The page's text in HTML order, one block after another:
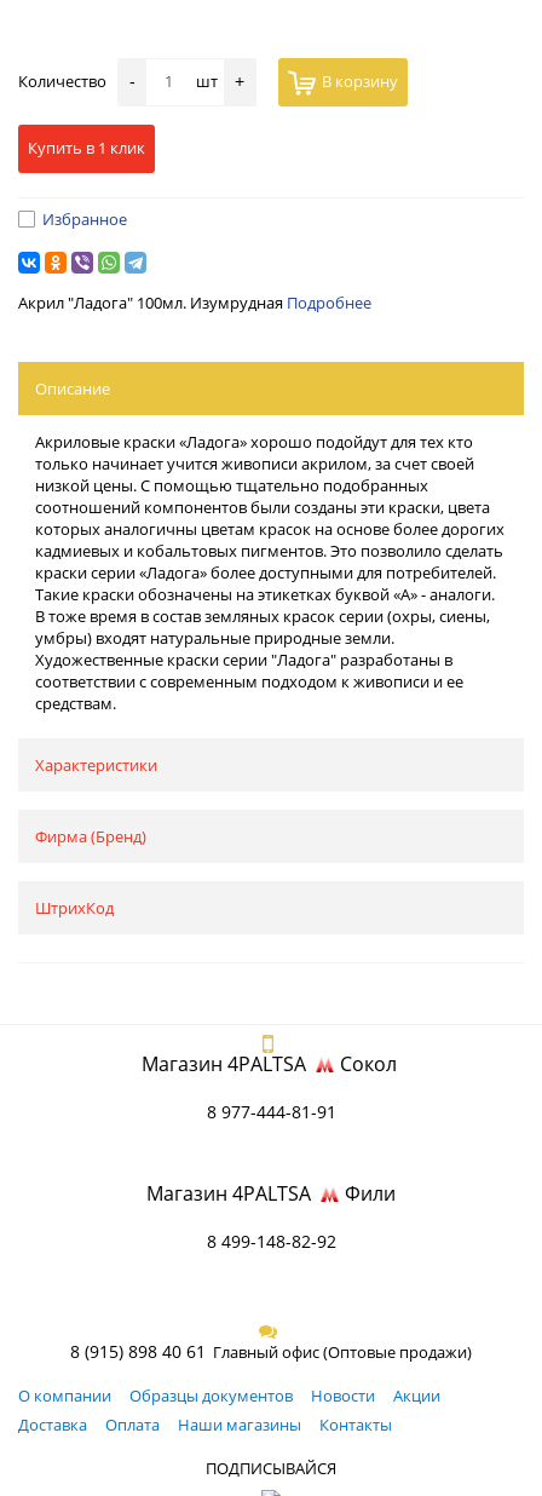
Количество - шт + В корзину
Купить в 1 клик
Избранное
Акрил "Ладога" 100мл. Изумрудная Подробнее
Описание
Акриловые краски «Ладога» хорошо подойдут для тех кто
только начинает учится живописи акрилом, за счет своей
низкой цены. С помощью тщательно подобранных
соотношений компонентов были созданы эти краски, цвета
которых аналогичны цветам красок на основе более дорогих
кадмиевых и кобальтовых пигментов. Это позволило сделать
краски серии «Ладога» более доступными для потребителей.
Такие краски обозначены на этикетках буквой «А» - аналоги.
В тоже время в состав земляных красок серии (охры, сиены,
умбры) входят натуральные природные земли.
Художественные краски серии "Ладога" разработаны в
соответствии с современным подходом к живописи и ее
средствам.
Характеристики
Фирма (Бренд)
ШтрихКод
Магазин 4PALTSA Сокол
8 977-444-81-91
Магазин 4PALTSA Фили
8 499-148-82-92
8 (915) 898 40 61 Главный офис (Оптовые продажи)
О компании
Образцы документов Новости
Акции
Доставка
Оплата Наши магазины
Контакты
ПОДПИСЫВАЙСЯ